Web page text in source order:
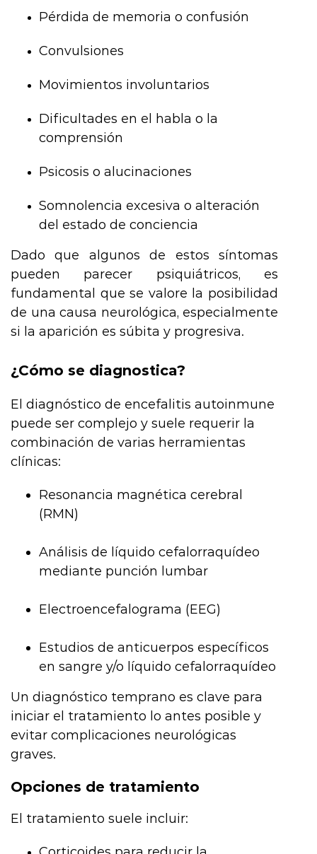
Pérdida de memoria o confusión
Convulsiones
Movimientos involuntarios
Dificultades en el habla o la
comprensión
Psicosis o alucinaciones
Somnolencia excesiva o alteración
del estado de conciencia
Dado que algunos de estos síntomas
pueden parecer psiquiátricos, es
fundamental que se valore la posibilidad
de una causa neurológica, especialmente
si la aparición es súbita y progresiva.
¿Cómo se diagnostica?
El diagnóstico de encefalitis autoinmune
puede ser complejo y suele requerir la
combinación de varias herramientas
clínicas:
Resonancia magnética cerebral
(RMN)
Análisis de líquido cefalorraquídeo
mediante punción lumbar
Electroencefalograma (EEG)
Estudios de anticuerpos específicos
en sangre y/o líquido cefalorraquídeo
Un diagnóstico temprano es clave para
iniciar el tratamiento lo antes posible y
evitar complicaciones neurológicas
graves.
Opciones de tratamiento
El tratamiento suele incluir: